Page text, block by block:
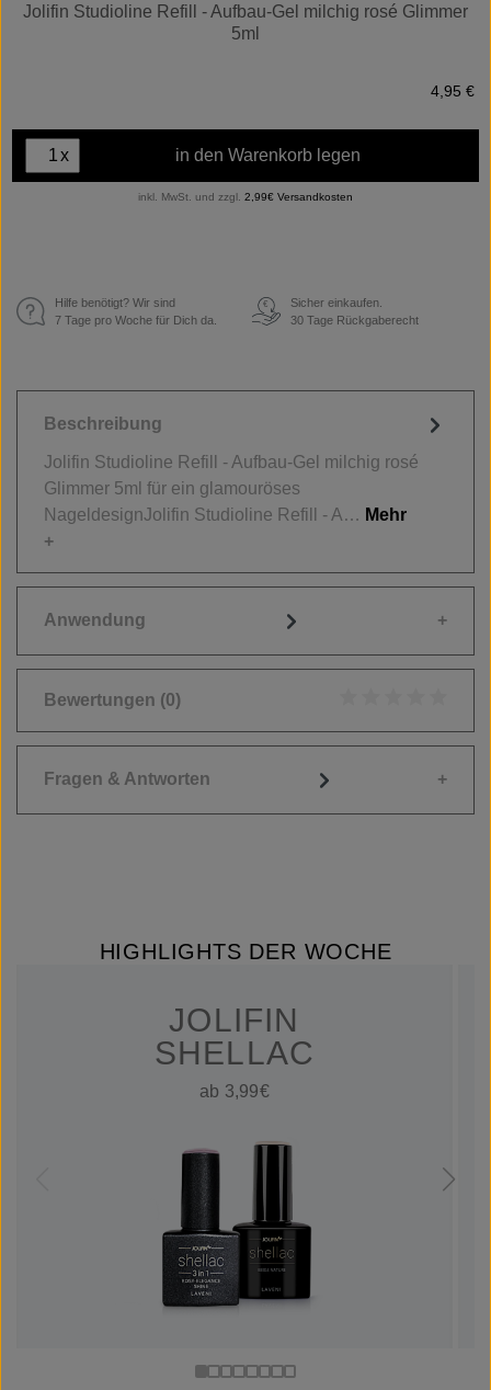
Jolifin Studioline Refill - Aufbau-Gel milchig rosé Glimmer
5ml
4,95 €
x in den Warenkorb legen
inkl. MwSt. und zzgl. 2,99€ Versandkosten
Hilfe benötigt? Wir sind
7 Tage pro Woche für Dich da.
€
Sicher einkaufen.
30 Tage Rückgaberecht
Beschreibung
Jolifin Studioline Refill - Aufbau-Gel milchig rosé
Glimmer 5ml für ein glamouröses
NageldesignJolifin Studioline Refill - A… Mehr
Anwendung
Bewertungen (0)
Fragen & Antworten
HIGHLIGHTS DER WOCHE
JOLIFIN
SHELLAC
ab 3,99€